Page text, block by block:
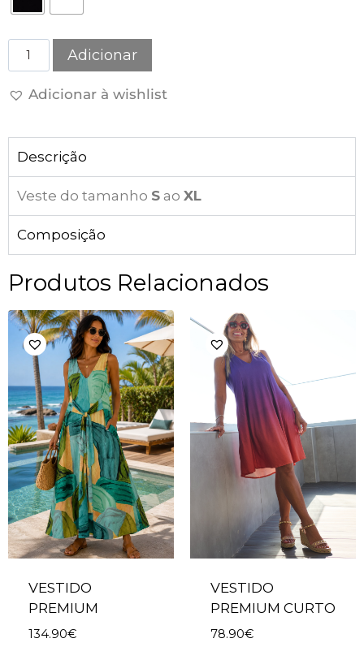
Adicionar
Adicionar à wishlist
Descrição
Veste do tamanho S ao XL
Composição
Produtos Relacionados
VESTIDO
PREMIUM
134.90€
VESTIDO
PREMIUM CURTO
78.90€